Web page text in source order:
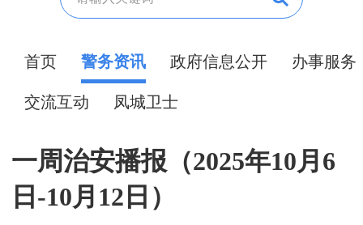
首页 警务资讯 政府信息公开 办事服务
交流互动 凤城卫士
一周治安播报（2025年10月6
日-10月12日）